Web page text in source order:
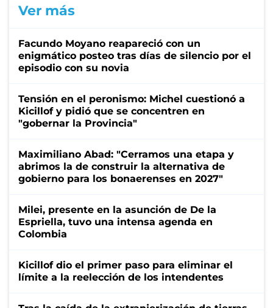
Ver más
Facundo Moyano reapareció con un
enigmático posteo tras días de silencio por el
episodio con su novia
Tensión en el peronismo: Michel cuestionó a
Kicillof y pidió que se concentren en
"gobernar la Provincia"
Maximiliano Abad: "Cerramos una etapa y
abrimos la de construir la alternativa de
gobierno para los bonaerenses en 2027"
Milei, presente en la asunción de De la
Espriella, tuvo una intensa agenda en
Colombia
Kicillof dio el primer paso para eliminar el
límite a la reelección de los intendentes